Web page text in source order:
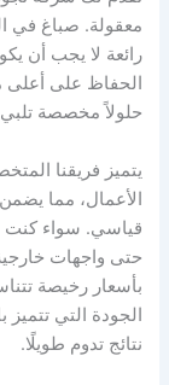
معقولة. صباغ في
رائعة لا يجب أن
الحفاظ على أعلى
حلولاً مخصصة تلبي
يتميز فريقنا
الأعمال، مما
قياسي. سواء كنت
حتى واجهات
بأسعار رخيصة
الجودة التي
نتائج تدوم طويلًا.